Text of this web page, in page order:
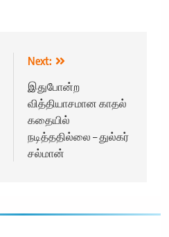
Next:
இதுபோன்ற
வித்தியாசமான காதல்
கதையில்
நடித்ததில்லை – துல்கர்
சல்மான்